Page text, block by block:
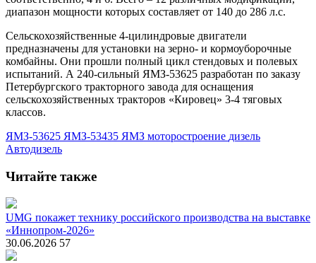
диапазон мощности которых составляет от 140 до 286 л.с.
Сельскохозяйственные 4-цилиндровые двигатели
предназначены для установки на зерно- и кормоуборочные
комбайны. Они прошли полный цикл стендовых и полевых
испытаний. А 240-сильный ЯМЗ-53625 разработан по заказу
Петербургского тракторного завода для оснащения
сельскохозяйственных тракторов «Кировец» 3-4 тяговых
классов.
ЯМЗ-53625 ЯМЗ-53435 ЯМЗ моторостроение дизель
Автодизель
Читайте также
UMG покажет технику российского производства на выставке
«Иннопром-2026»
30.06.2026 57